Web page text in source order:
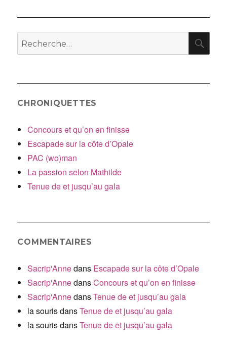
l’article
Recherche
pour
CHRONIQUETTES
Concours et qu’on en finisse
Escapade sur la côte d’Opale
PAC (wo)man
La passion selon Mathilde
Tenue de et jusqu’au gala
COMMENTAIRES
Sacrip'Annedans Escapade sur la côte d’Opale
Sacrip'AnnedansConcours et qu’on en finisse
Sacrip'AnnedansTenue de et jusqu’au gala
la sourisdansTenue de et jusqu’au gala
la sourisdansTenue de et jusqu’au gala